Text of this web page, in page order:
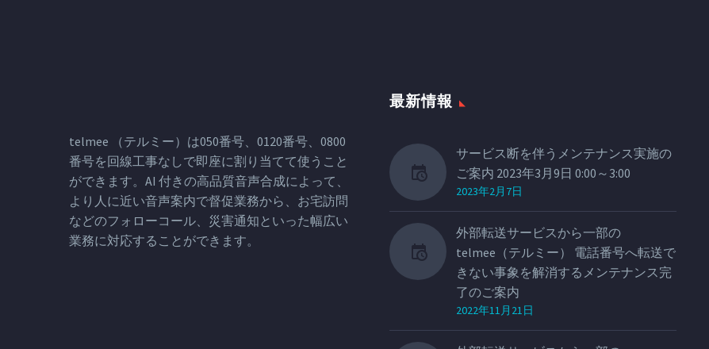
telmee （テルミー）は050番号、0120番号、0800
番号を回線工事なしで即座に割り当てて使うこと
ができます。AI 付きの高品質音声合成によって、
より人に近い音声案内で督促業務から、お宅訪問
などのフォローコール、災害通知といった幅広い
業務に対応することができます。
最新情報
サービス断を伴うメンテナンス実施の
ご案内 2023年3月9日 0:00～3:00
2023年2月7日
外部転送サービスから一部の
telmee（テルミー） 電話番号へ転送で
きない事象を解消するメンテナンス完
了のご案内
2022年11月21日